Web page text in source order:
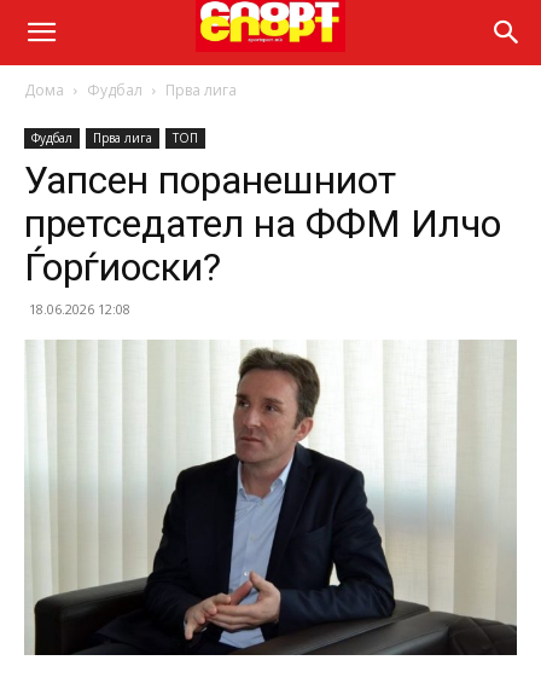
Дома Фудбал Прва лига
Фудбал Прва лига ТОП
Уапсен поранешниот
претседател на ФФМ Илчо
Ѓорѓиоски?
18.06.2026 12:08